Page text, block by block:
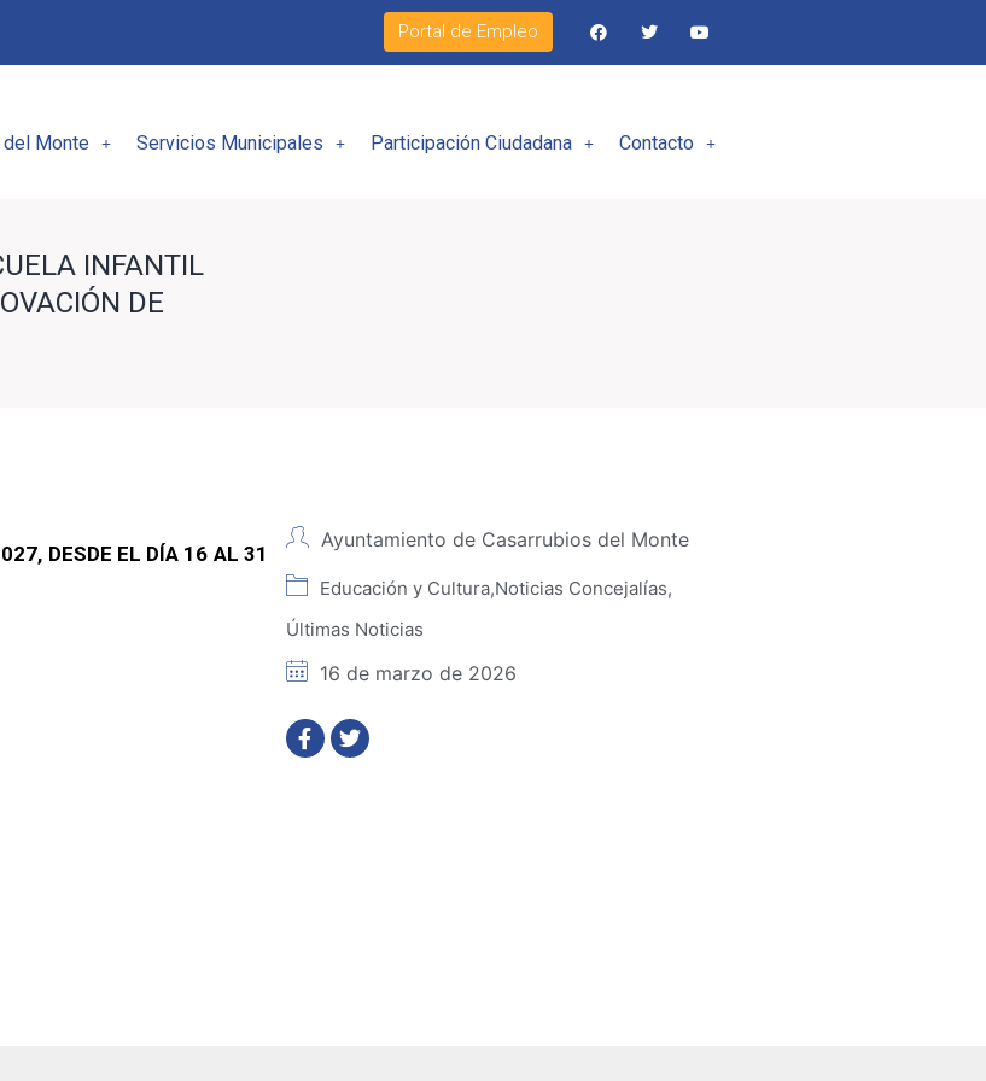
Portal de Empleo
del Monte Servicios Municipales Participación Ciudadana Contacto
INFANTIL
DE
DESDE EL DÍA 16 AL 31
Ayuntamiento de Casarrubios del Monte
Educación y Cultura,Noticias Concejalías,
Últimas Noticias
16 de marzo de 2026